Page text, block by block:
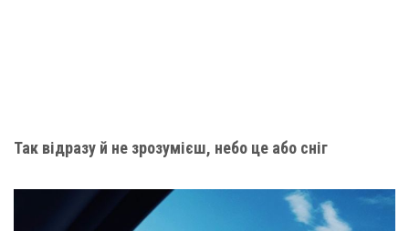
Так відразу й не зрозумієш, небо це або сніг